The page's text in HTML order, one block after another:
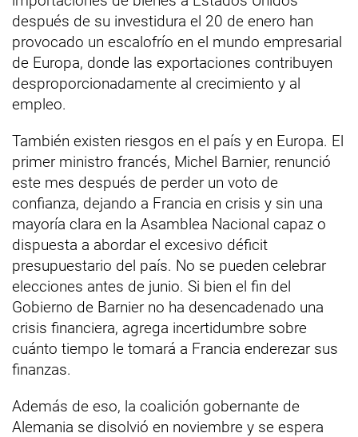
después de su investidura el 20 de enero han
provocado un escalofrío en el mundo empresarial
de Europa, donde las exportaciones contribuyen
desproporcionadamente al crecimiento y al
empleo.
También existen riesgos en el país y en Europa. El
primer ministro francés, Michel Barnier, renunció
este mes después de perder un voto de
confianza, dejando a Francia en crisis y sin una
mayoría clara en la Asamblea Nacional capaz o
dispuesta a abordar el excesivo déficit
presupuestario del país. No se pueden celebrar
elecciones antes de junio. Si bien el fin del
Gobierno de Barnier no ha desencadenado una
crisis financiera, agrega incertidumbre sobre
cuánto tiempo le tomará a Francia enderezar sus
finanzas.
Además de eso, la coalición gobernante de
Alemania se disolvió en noviembre y se espera